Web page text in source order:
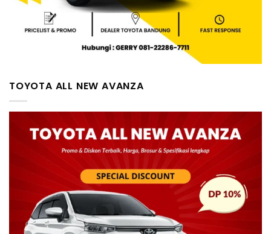
TOYOTA ALL NEW AVANZA